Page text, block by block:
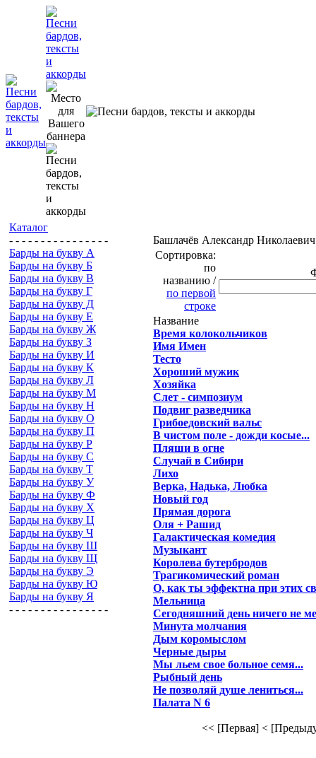
Каталог
- - - - - - - - - - - - - - - -
Барды на букву А
Барды на букву Б
Барды на букву В
Барды на букву Г
Барды на букву Д
Барды на букву Е
Барды на букву Ж
Барды на букву З
Барды на букву И
Барды на букву К
Барды на букву Л
Барды на букву М
Барды на букву Н
Барды на букву О
Барды на букву П
Барды на букву Р
Барды на букву С
Барды на букву Т
Барды на букву У
Барды на букву Ф
Барды на букву Х
Барды на букву Ц
Барды на букву Ч
Барды на букву Ш
Барды на букву Щ
Барды на букву Э
Барды на букву Ю
Барды на букву Я
- - - - - - - - - - - - - - - -
Башлачёв Александр Николаевич
Сортировка:
по
названию /
по первой
строке
Название
Время колокольчиков
Имя Имен
Тесто
Хороший мужик
Хозяйка
Слет - симпозиум
Подвиг разведчика
Грибоедовский вальс
В чистом поле - дожди косые...
Пляши в огне
Случай в Сибири
Лихо
Верка, Надька, Любка
Новый год
Прямая дорога
Оля + Рашид
Галактическая комедия
Музыкант
Королева бутербродов
Трагикомический роман
О, как ты эффектна при этих
Мельница
Сегодняшний день ничего не
Минута молчания
Дым коромыслом
Черные дыры
Мы льем свое больное семя...
Рыбный день
Не позволяй душе лениться...
Палата N 6
<< [Первая] <